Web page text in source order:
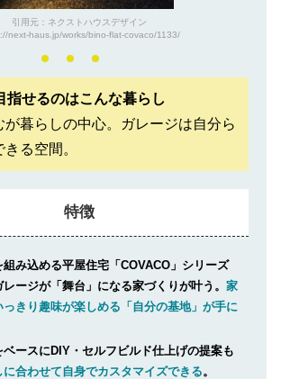
引用元：ネクストハウスデザイン
next-haus.jp/works/bino-flat-covaco/1133/
指せるのはこんな暮らし
が暮らしの中心。ガレージは自分ら
る空間。
特徴
組み込める平屋住宅「COVACO」シリーズ
レージが「舞台」になる家づくりが叶う。家
っきり趣味が楽しめる「自分の基地」が手に
ベースにDIY・セルフビルド仕上げの提案も
に合わせて自身でカスタマイズできる。